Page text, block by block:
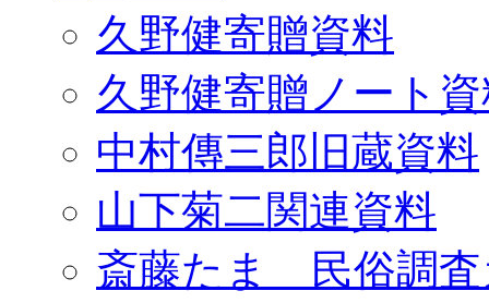
久野健寄贈資料
久野健寄贈ノート
中村傳三郎旧蔵資料
山下菊二関連資料
斎藤たま 民俗調査